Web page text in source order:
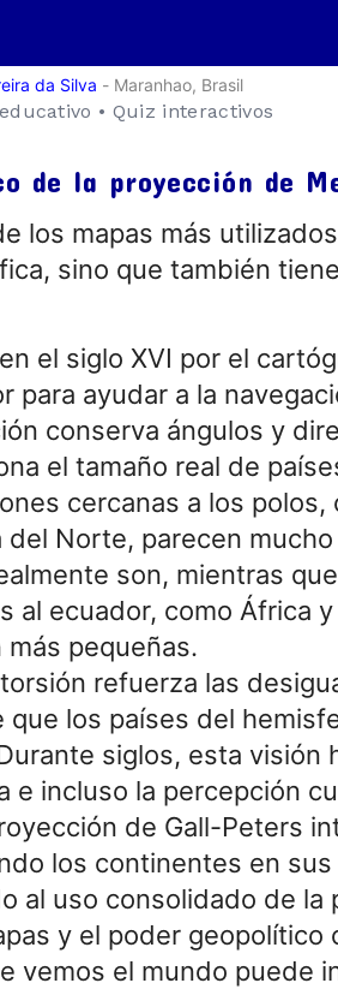
da Silva - Maranhao, Brasil
• Quiz interactivos
de la proyección de
los mapas más
sino que también
el siglo XVI por el
para ayudar a la
conserva ángulos y
el tamaño real de
cercanas a los polos,
del Norte, parecen
son, mientras
al ecuador, como África
más pequeñas.
refuerza las
los países del
siglos, esta visión
e incluso la percepción
de Gall-Peters
los continentes en sus
al uso consolidado de la
y el poder geopolítico
vemos el mundo puede